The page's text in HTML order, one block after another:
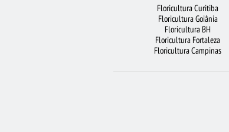
FLORES VERMELHAS
MAIS BUSCADOS
Floricultura Curitiba
Floricultura Goiânia
Floricultura BH
Floricultura Fortaleza
Floricultura Campinas